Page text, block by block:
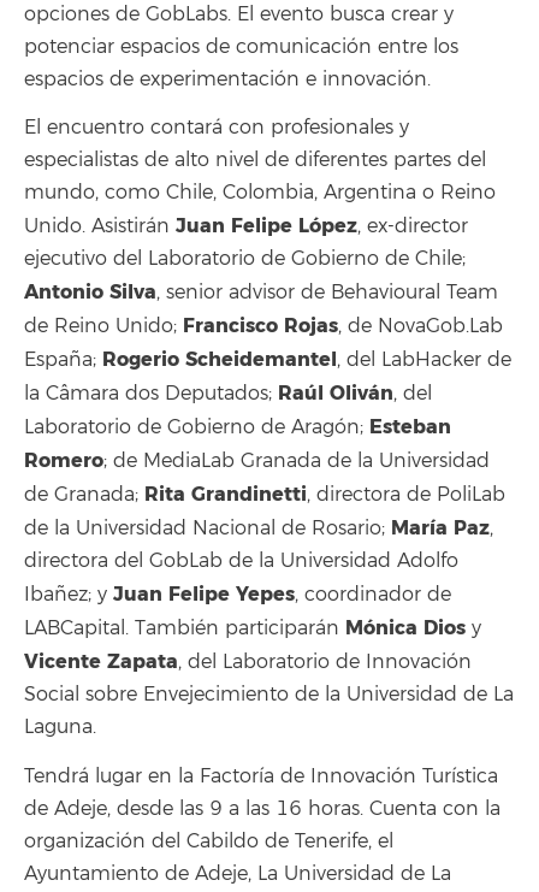
opciones de GobLabs. El evento busca crear y
potenciar espacios de comunicación entre los
espacios de experimentación e innovación.
El encuentro contará con profesionales y
especialistas de alto nivel de diferentes partes del
mundo, como Chile, Colombia, Argentina o Reino
Unido. Asistirán Juan Felipe López, ex-director
ejecutivo del Laboratorio de Gobierno de Chile;
Antonio Silva, senior advisor de Behavioural Team
de Reino Unido; Francisco Rojas, de NovaGob.Lab
España; Rogerio Scheidemantel, del LabHacker de
la Câmara dos Deputados; Raúl Oliván, del
Laboratorio de Gobierno de Aragón; Esteban
Romero; de MediaLab Granada de la Universidad
de Granada; Rita Grandinetti, directora de PoliLab
de la Universidad Nacional de Rosario; María Paz,
directora del GobLab de la Universidad Adolfo
Ibañez; y Juan Felipe Yepes, coordinador de
LABCapital. También participarán Mónica Dios y
Vicente Zapata, del Laboratorio de Innovación
Social sobre Envejecimiento de la Universidad de La
Laguna.
Tendrá lugar en la Factoría de Innovación Turística
de Adeje, desde las 9 a las 16 horas. Cuenta con la
organización del Cabildo de Tenerife, el
Ayuntamiento de Adeje, La Universidad de La